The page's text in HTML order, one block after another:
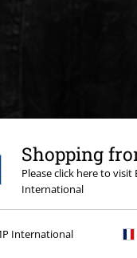
Shopping
Please click here to
International
International